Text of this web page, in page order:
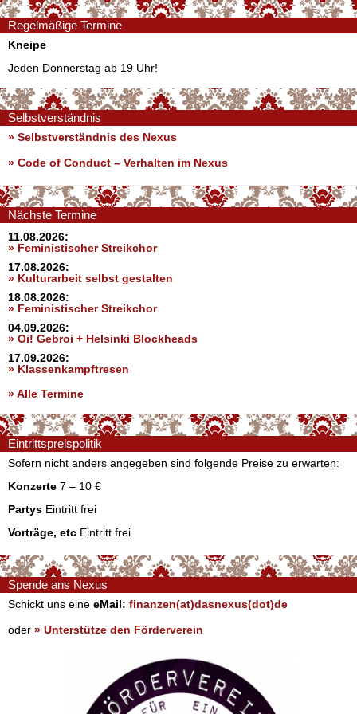
Regelmäßige Termine
Kneipe
Jeden Donnerstag ab 19 Uhr!
Selbstverständnis
» Selbstverständnis des Nexus
» Code of Conduct – Verhalten im Nexus
Nächste Termine
11.08.2026:
» Feministischer Streikchor
17.08.2026:
» Kulturarbeit selbst gestalten
18.08.2026:
» Feministischer Streikchor
04.09.2026:
» Oi! Gebroi + Helsinki Blockheads
17.09.2026:
» Klassenkampftresen
» Alle Termine
Eintrittspreispolitik
Sofern nicht anders angegeben sind folgende Preise zu erwarten:
Konzerte 7 – 10 €
Partys Eintritt frei
Vorträge, etc Eintritt frei
Spende ans Nexus
Schickt uns eine eMail: finanzen(at)dasnexus(dot)de
oder » Unterstütze den Förderverein